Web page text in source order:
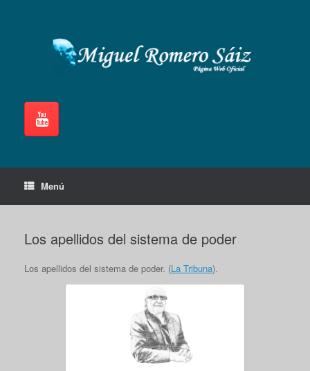
Menú
Los apellidos del sistema de poder
Los apellidos del sistema de poder. (La Tribuna).